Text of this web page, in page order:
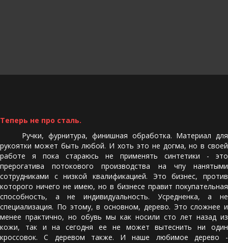
Теперь не про сталь.
Ручки, фурнитура, финишная обработка. Материал для
рукоятки может быть любой. И хоть это не догма, но в своей
работе я пока стараюсь не применять синтетики - это
прерогатива потокового производства на чпу нанятыми
сотрудниками с низкой квалификацией. Это бизнес, против
которого ничего не имею, но в бизнесе правит покупательная
способность, а не индивидуальность. Усредненка, а не
специализация. По этому, в основном, дерево. Это сложнее и
менее практично, но обувь мы как носили сто лет назад из
кожи, так и на сегодня ее не может вытеснить ни один
кроссовок. С деревом также. И наше любимое дерево -